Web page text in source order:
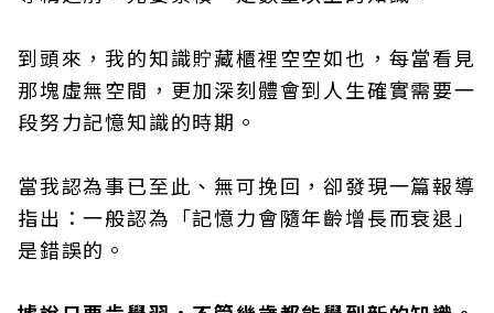
到頭來，我的知識貯藏櫃裡空空如也，每當看見
那塊虛無空間，更加深刻體會到人生確實需要一
段努力記憶知識的時期。
當我認為事已至此、無可挽回，卻發現一篇報導
指出：一般認為「記憶力會隨年齡增長而衰退」
是錯誤的。